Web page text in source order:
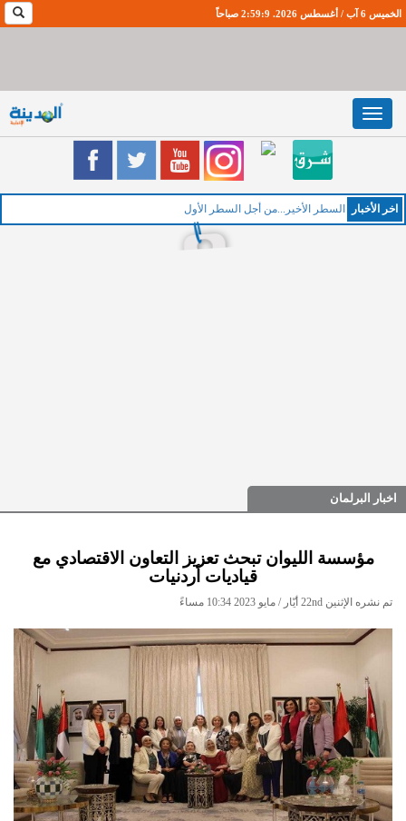
الخميس 6 آب / أغسطس 2026. 2:59:9 صباحاً
Toggle
navigation
اخر اﻷخبار الخميس
اخبار البرلمان
مؤسسة الليوان تبحث تعزيز التعاون الاقتصادي مع
قياديات أردنيات
تم نشره الإثنين 22nd أيّار / مايو 2023 10:34 مساءً